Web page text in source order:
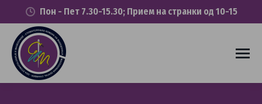
Пон - Пет 7.30-15.30; Прием на странки од 10-15